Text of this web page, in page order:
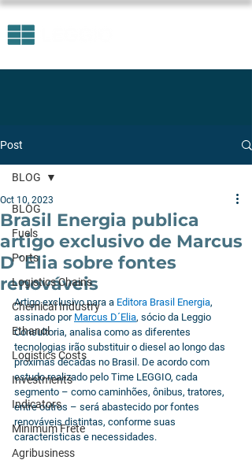
Post
BLOG
Fuels
Ports
Logistics Chains
Chemical Industry
Ethanol
Logistics Costs
Investments
Indicators
Minimum Frete
Agribusiness
BLOG
Brasil Energia publica
artigo exclusivo de Marcus
D´Elia sobre fontes
renováveis
Oct 10, 2023
Artigo exclusivo para a Editora Brasil Energia,
assinado por Marcus D´Elia, sócio da Leggio
Consultoria, analisa como as diferentes
tecnologias irão substituir o diesel ao longo das
próximas décadas no Brasil. De acordo com
estudo realizado pelo Time LEGGIO, cada
segmento – como caminhões, ônibus, tratores,
entre outros – será abastecido por fontes
renováveis distintas, conforme suas
características e necessidades.